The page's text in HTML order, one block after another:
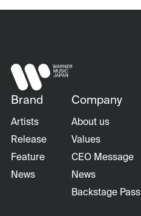
Brand
Artists
Release
Feature
News
Company
About us
Values
CEO Message
News
Backstage Pass